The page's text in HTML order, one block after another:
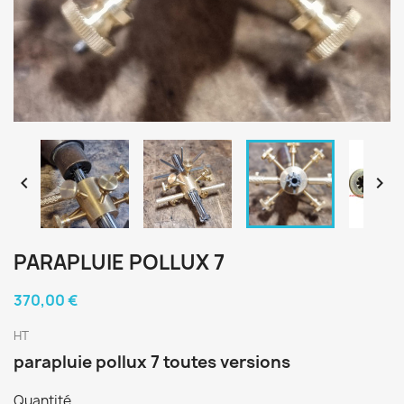
 
PARAPLUIE POLLUX 7
370,00 €
HT
parapluie pollux 7 toutes versions